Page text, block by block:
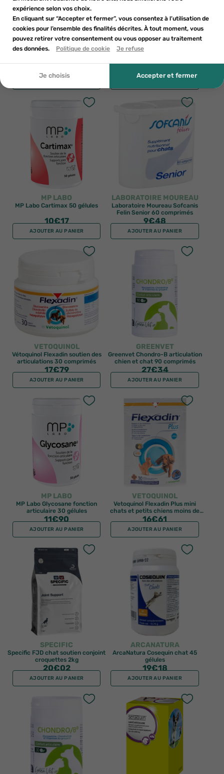
VETOQUINOL
chats et petits chiens moins de
34 €52
VETOQUINOL
chat 30 bouchées
€98
MP LABO
MP Labo Cartimax 50 gélules
10€17
AJOUTER AU PANIER
LABORATOIRE MOUREAU
Laboratoire Moureau Sofcanis
Felin Senior 60 comprimés
9€48
AJOUTER AU PANIER
VETOQUINOL
Vétoquinol Flexadin soutien des
articulations 30 comprimés
17€79
AJOUTER AU PANIER
GREENVET
Greenvet Chondro-B articulation
chien et chat 90 comprimés
27€34
AJOUTER AU PANIER
MP LABO
MP Labo Glycosane fonction
articulaire 30 gélules
11€90
AJOUTER AU PANIER
VETOQUINOL
Vetoquinol Flexadin Plus mini
chats et petits chiens moins de
10kg 30 bouchées
16€61
AJOUTER AU PANIER
SPECIFIC
Specific FJD chat soutien conjoint
croquettes 2kg
20€02
AJOUTER AU PANIER
ARCANATURA
ArcaNatura Cosequin chat 45
gélules
19€18
AJOUTER AU PANIER
add_circle_outline Créer une nouvelle liste
((cancelText))
((modalDeleteText))
Annuler
Créer une liste de souhaits
votre liste de souhaits.
S'inscrire
expérience selon vos choix.
En cliquant sur “Accepter et fermer”, vous consentez à l’utilisation de
cookies pour l’ensemble des finalités décrites. À tout moment, vous
pouvez retirer votre consentement ou vous opposer au traitement
des données.
Politique de cookie Je refuse
Je choisis Accepter et fermer